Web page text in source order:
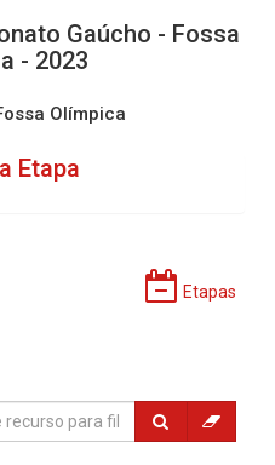
Gaúcho - Fossa
- 2023
Olímpica
Etapa
Etapas